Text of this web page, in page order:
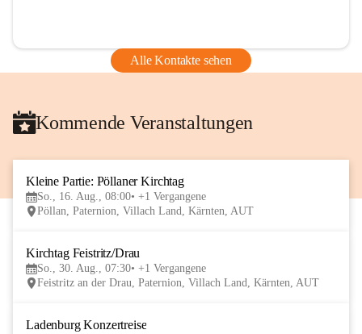
Alle Kontakte sehen
Kommende Veranstaltungen
Kleine Partie: Pöllaner Kirchtag
So., 16. Aug., 08:00 +1 Vergangene
Pöllan, Paternion, Villach Land, Kärnten, AUT
Kirchtag Feistritz/Drau
So., 30. Aug., 07:30 +1 Vergangene
Feistritz an der Drau, Paternion, Villach Land, Kärnten, AUT
Ladenburg Konzertreise